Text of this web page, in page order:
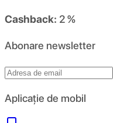
Cashback: 2 %
Abonare newsletter
Aplicație de mobil